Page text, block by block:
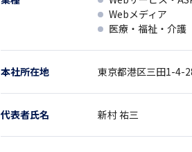
Webメディア
医療・福祉・介護
本社所在地 東京都港区三田1-4-
代表者氏名 新村 祐三